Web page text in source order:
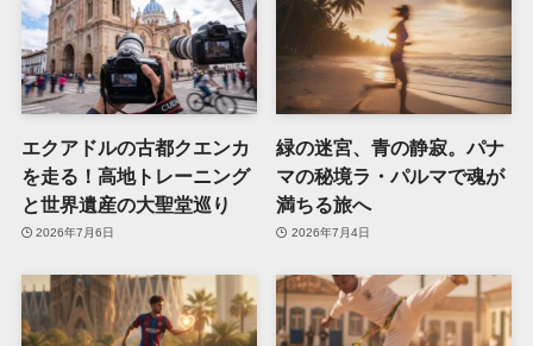
エクアドルの古都クエンカ
を走る！高地トレーニング
と世界遺産の大聖堂巡り
2026年7月6日
緑の迷宮、青の静寂。パナ
マの秘境ラ・パルマで魂が
満ちる旅へ
2026年7月4日